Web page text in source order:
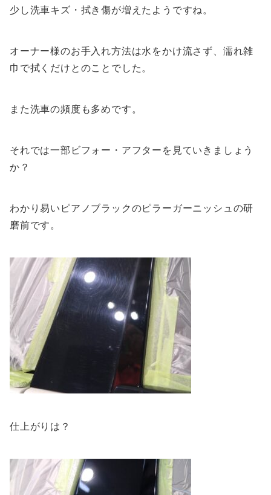
少し洗車キズ・拭き傷が増えたようですね。
オーナー様のお手入れ方法は水をかけ流さず、濡れ雑
巾で拭くだけとのことでした。
また洗車の頻度も多めです。
それでは一部ビフォー・アフターを見ていきましょう
か？
わかり易いピアノブラックのピラーガーニッシュの研
磨前です。
仕上がりは？